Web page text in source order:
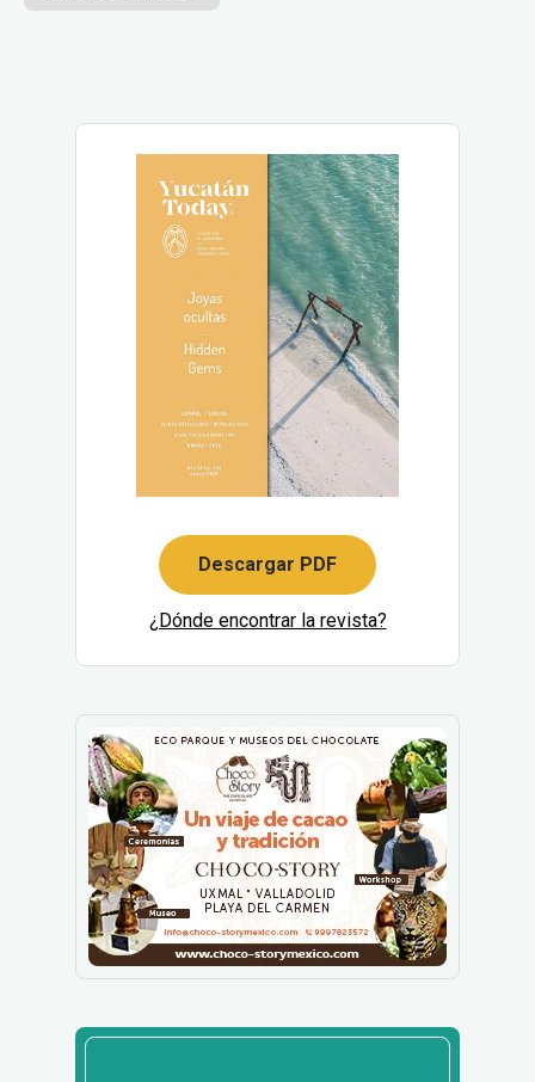
Descargar PDF
¿Dónde encontrar la revista?